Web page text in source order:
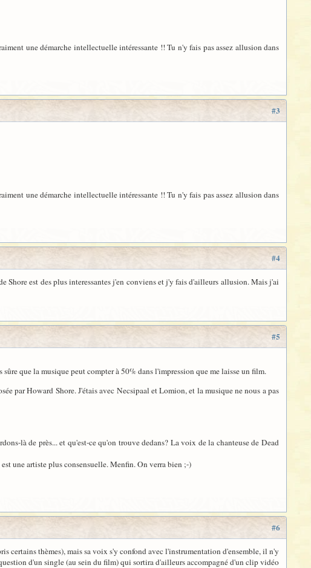
une démarche intellectuelle intéressante !! Tu n'y fais pas assez allusion dans
#3
une démarche intellectuelle intéressante !! Tu n'y fais pas assez allusion dans
#4
est des plus interessantes j'en conviens et j'y fais d'ailleurs allusion. Mais j'ai
#5
que la musique peut compter à 50% dans l'impression que me laisse un film.
par Howard Shore. J'étais avec Necsipaal et Lomion, et la musique ne nous a pas
là de près... et qu'est-ce qu'on trouve dedans? La voix de la chanteuse de Dead
une artiste plus consensuelle. Menfin. On verra bien ;-)
#6
certains thèmes), mais sa voix s'y confond avec l'instrumentation d'ensemble, il n'y
d'un single (au sein du film) qui sortira d'ailleurs accompagné d'un clip vidéo